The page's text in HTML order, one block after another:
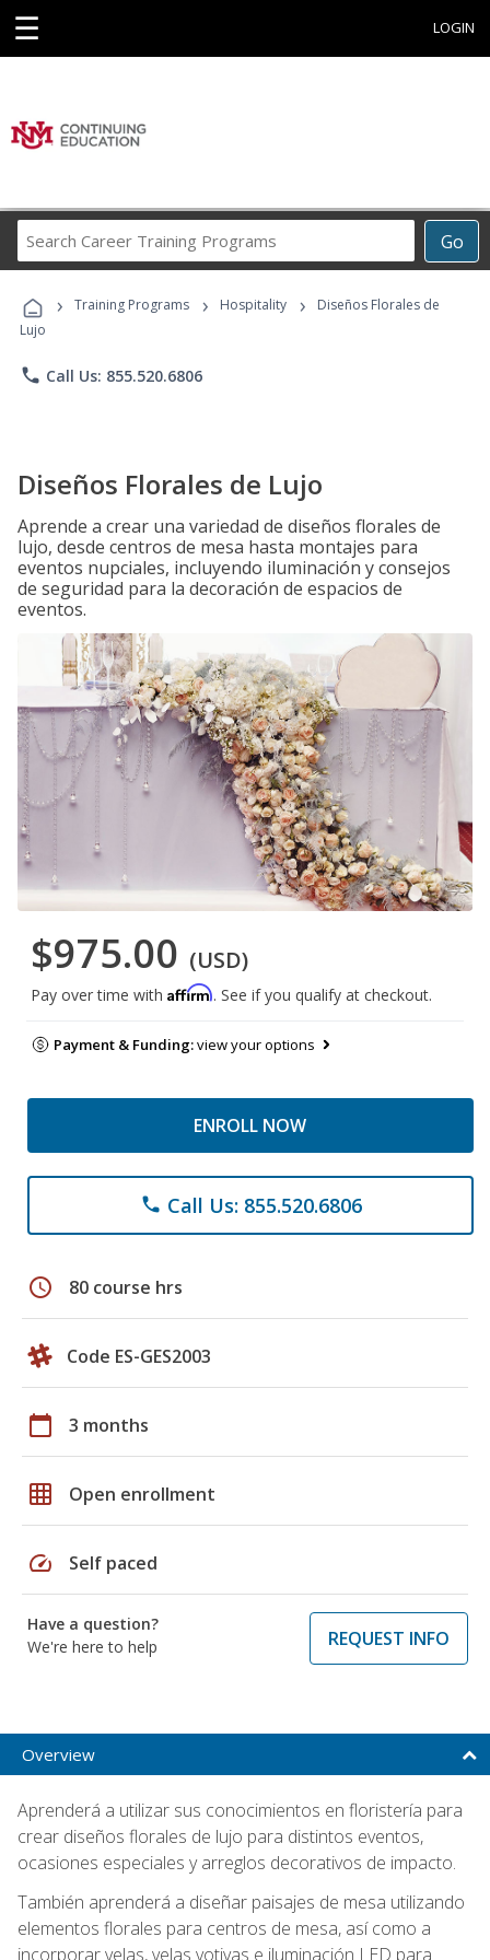
☰ LOGIN
Go
Career
Programs
› Training Programs › Hospitality ›
Diseños Florales de
Lujo
phone Call Us: 855.520.6806
Diseños Florales de Lujo
Aprende a crear una variedad de diseños florales de
lujo, desde centros de mesa hasta montajes para
eventos nupciales, incluyendo iluminación y consejos
de seguridad para la decoración de espacios de
eventos.
$975.00 (USD)
Pay over time with Affirm. See if you qualify at checkout.
Payment & Funding:view your options
ENROLL NOW
phone Call Us: 855.520.6806
schedule 80 course hrs
Code ES-GES2003
calendar_today 3 months
grid_on Open enrollment
speed Self paced
Have a question?
We're here to help
REQUEST INFO
Overview
Aprenderá a utilizar sus conocimientos en floristería para
crear diseños florales de lujo para distintos eventos,
ocasiones especiales y arreglos decorativos de impacto.
También aprenderá a diseñar paisajes de mesa utilizando
elementos florales para centros de mesa, así como a
incorporar velas, velas votivas e iluminación LED para